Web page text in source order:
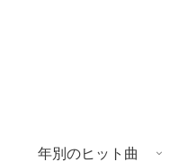
年別のヒット曲